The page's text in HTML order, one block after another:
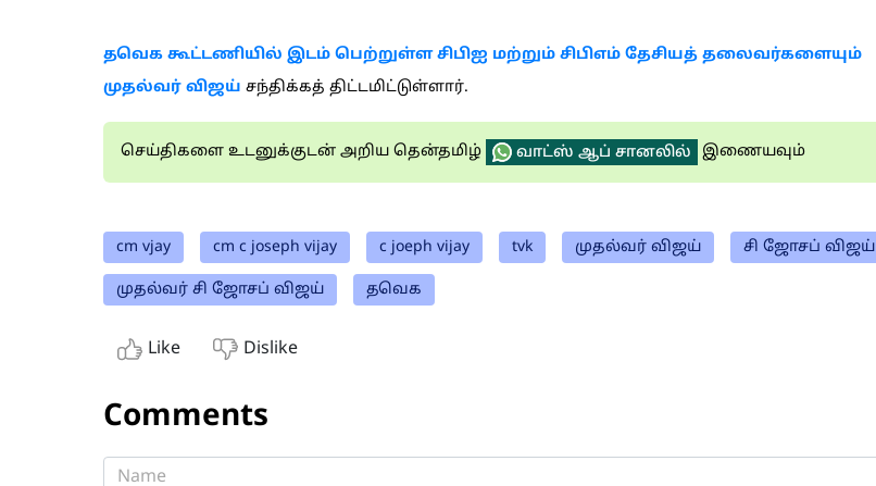
தவெக கூட்டணியில் இடம் பெற்றுள்ள சிபிஐ மற்றும் சிபிஎம் தேசியத் தலைவர்களையும்
முதல்வர் விஜய் சந்திக்கத் திட்டமிட்டுள்ளார்.
செய்திகளை உடனுக்குடன் அறிய தென்தமிழ் வாட்ஸ் ஆப் சானலில் இணையவும்
cm vjay cm c joseph vijay c joeph vijay tvk முதல்வர் விஜய் சி ஜோசப் விஜய்
முதல்வர் சி ஜோசப் விஜய் தவெக
Like Dislike
Comments